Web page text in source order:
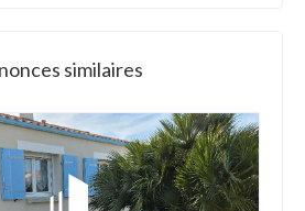
similaires